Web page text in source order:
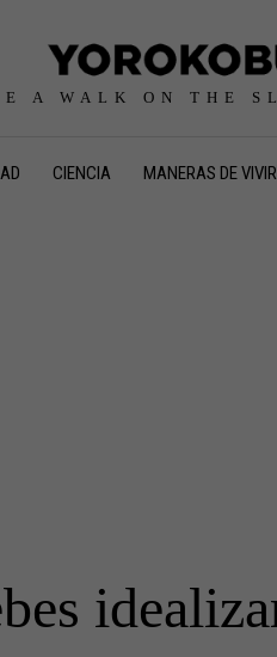
A WALK ON THE
CIENCIA MANERAS DE VIVIR